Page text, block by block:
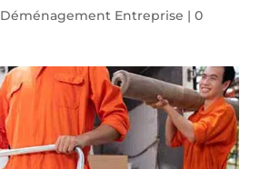
Déménagement Entreprise | 0